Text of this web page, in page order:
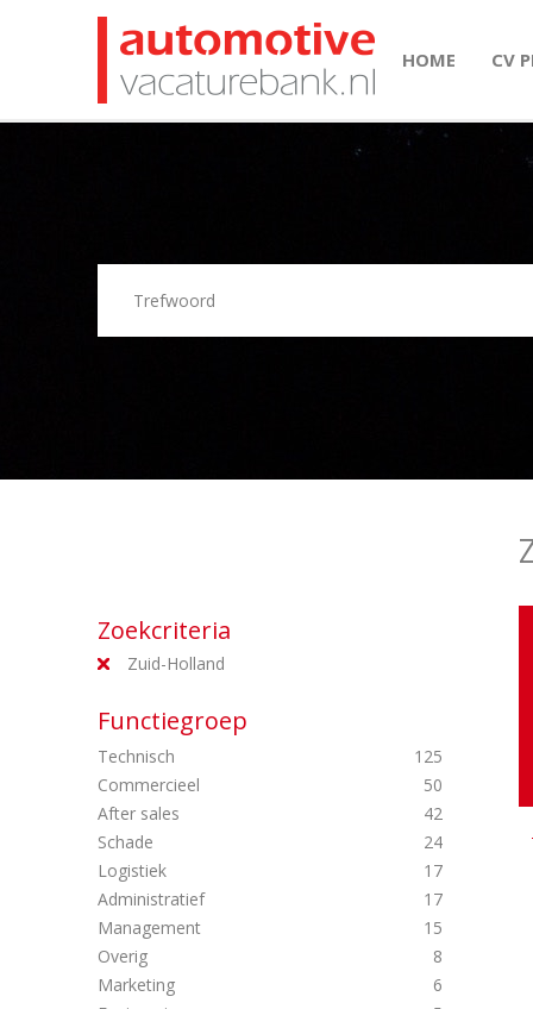
HOME CV
Zoekcriteria
Zuid-Holland
Functiegroep
Technisch
125
Commercieel
50
After sales
42
Schade
24
Logistiek
17
Administratief
17
Management
15
Overig
8
Marketing
6